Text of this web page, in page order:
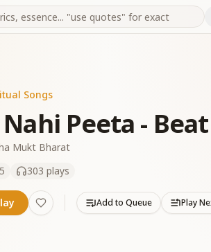
Songs
Nahi Peeta -
Mukt Bharat
303 plays
Add to Queue Play